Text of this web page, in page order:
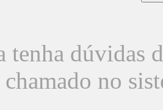
tenha dúvidas
no